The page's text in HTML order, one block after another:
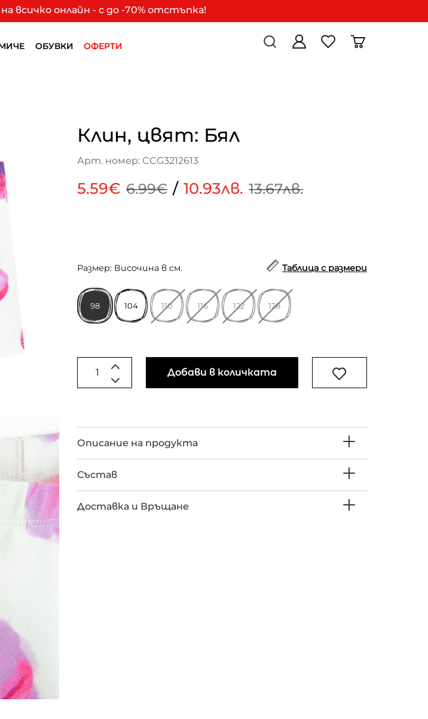
всичко онлайн - с до -70% отстъпка!
ОБУВКИ ОФЕРТИ
Клин, цвят: Бял
Арт. номер: CCG3212613
5.59€ 6.99€ / 10.93лв. 13.67лв.
Размер: Височина в см. Таблица с размери
98 104 110 116 122 128
Добави в количката
Описание на продукта
Състав
Доставка и Връщане